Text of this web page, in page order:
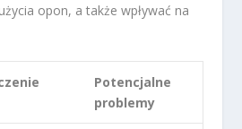
opon, a także wpływać na
Potencjalne
problemy